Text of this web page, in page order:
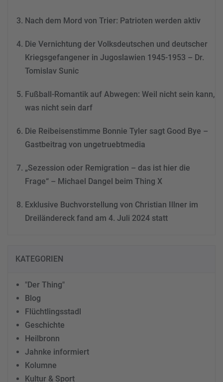
Consent Management
&
Nach dem Mord von Trier: Patrioten werden aktiv
Die Vernichtung der Volksdeutschen und deutscher
Kriegsgefangener in Jugoslawien 1945-1953 – Dr.
Tomislav Sunic
Fußball-Romantik auf Abwegen: Weil nicht sein kann,
was nicht sein darf
Die Reibeisenstimme Bonnie Tyler sagt Good Bye –
Gastbeitrag von ungetruebtmedia
„Sezession oder Remigration – das ist hier die
Frage“ – Michael Dangel beim Thing X
Exklusive Buchvorstellung von Christian Illner im
Dreiländereck fand am 4. Juli 2024 statt
KATEGORIEN
"Der Thing"
Blog
Flüchtlingsstadl
Geschichte
Heilbronn
Jahnke informiert
Kolumne
Kultur & Sport